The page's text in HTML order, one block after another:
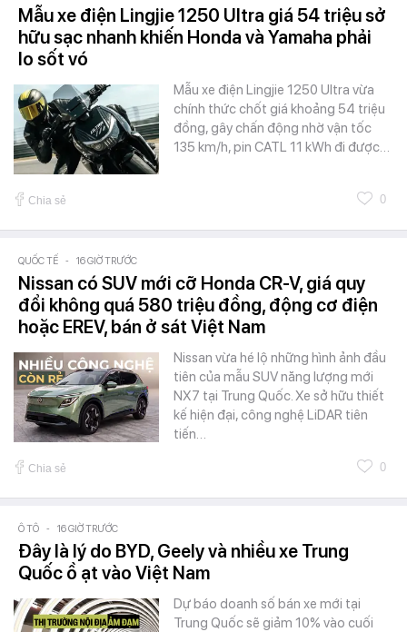
Mẫu xe điện Lingjie 1250 Ultra giá 54 triệu sở
hữu sạc nhanh khiến Honda và Yamaha phải
lo sốt vó
Mẫu xe điện Lingjie 1250 Ultra vừa
chính thức chốt giá khoảng 54 triệu
đồng, gây chấn động nhờ vận tốc
135 km/h, pin CATL 11 kWh đi được…
Chia sẻ 0
QUỐC TẾ - 16 GIỜ TRƯỚC
Nissan có SUV mới cỡ Honda CR-V, giá quy
đổi không quá 580 triệu đồng, động cơ điện
hoặc EREV, bán ở sát Việt Nam
Nissan vừa hé lộ những hình ảnh đầu
tiên của mẫu SUV năng lượng mới
NX7 tại Trung Quốc. Xe sở hữu thiết
kế hiện đại, công nghệ LiDAR tiên
tiến…
Chia sẻ 0
Ô TÔ - 16 GIỜ TRƯỚC
Đây là lý do BYD, Geely và nhiều xe Trung
Quốc ồ ạt vào Việt Nam
Dự báo doanh số bán xe mới tại
Trung Quốc sẽ giảm 10% vào cuối